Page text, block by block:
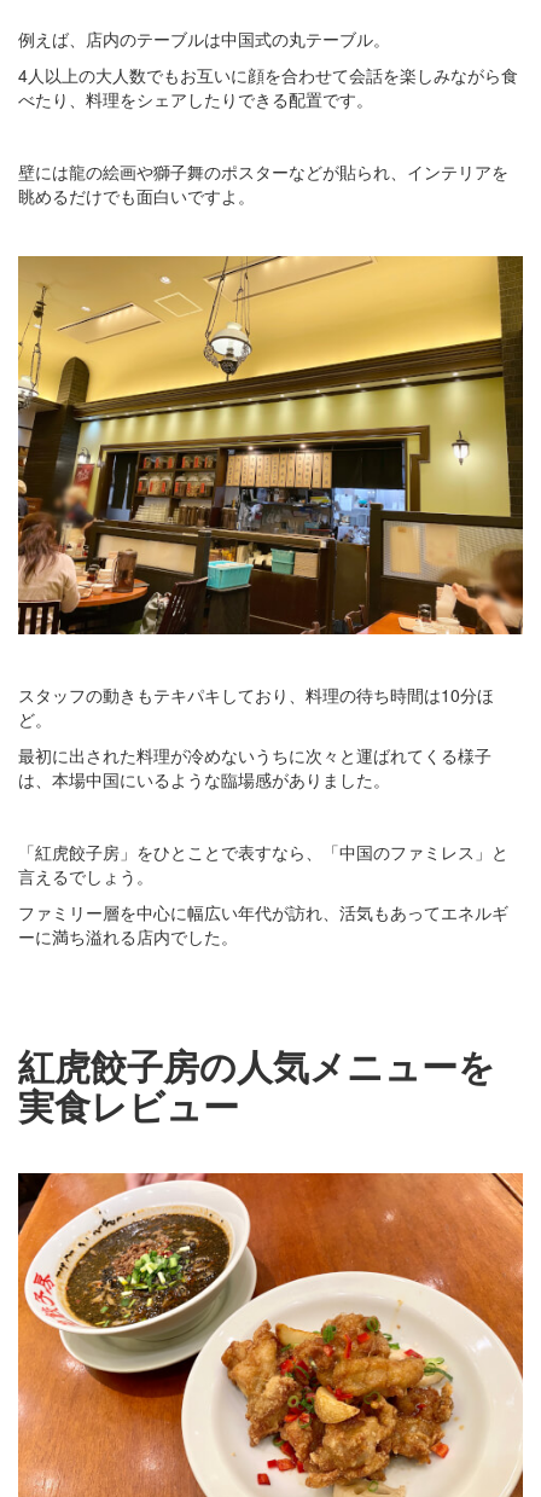
例えば、店内のテーブルは中国式の丸テーブル。
4人以上の大人数でもお互いに顔を合わせて会話を楽しみながら食
べたり、料理をシェアしたりできる配置です。
壁には龍の絵画や獅子舞のポスターなどが貼られ、インテリアを
眺めるだけでも面白いですよ。
スタッフの動きもテキパキしており、料理の待ち時間は10分ほ
ど。
最初に出された料理が冷めないうちに次々と運ばれてくる様子
は、本場中国にいるような臨場感がありました。
「紅虎餃子房」をひとことで表すなら、「中国のファミレス」と
言えるでしょう。
ファミリー層を中心に幅広い年代が訪れ、活気もあってエネルギ
ーに満ち溢れる店内でした。
紅虎餃子房の人気メニューを
実食レビュー